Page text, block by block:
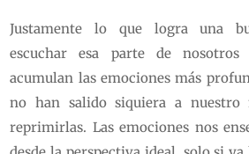
Justamente lo que logra una
escuchar esa parte de
acumulan las emociones más
no han salido siquiera a
reprimirlas. Las emociones nos